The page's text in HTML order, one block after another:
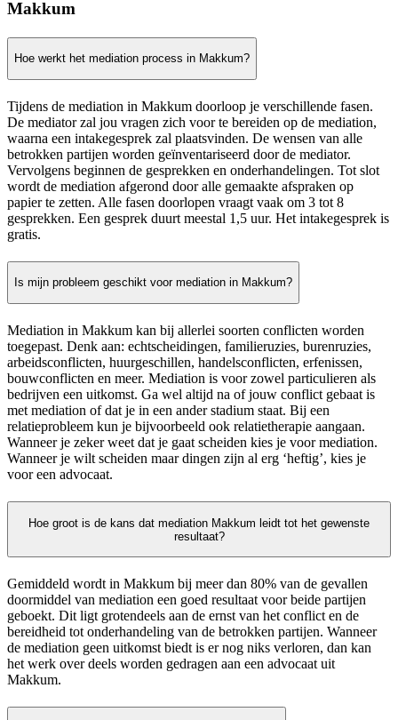
Makkum
Hoe werkt het mediation process in Makkum?
Tijdens de mediation in Makkum doorloop je verschillende fasen.
De mediator zal jou vragen zich voor te bereiden op de mediation,
waarna een intakegesprek zal plaatsvinden. De wensen van alle
betrokken partijen worden geïnventariseerd door de mediator.
Vervolgens beginnen de gesprekken en onderhandelingen. Tot slot
wordt de mediation afgerond door alle gemaakte afspraken op
papier te zetten. Alle fasen doorlopen vraagt vaak om 3 tot 8
gesprekken. Een gesprek duurt meestal 1,5 uur. Het intakegesprek is
gratis.
Is mijn probleem geschikt voor mediation in Makkum?
Mediation in Makkum kan bij allerlei soorten conflicten worden
toegepast. Denk aan: echtscheidingen, familieruzies, burenruzies,
arbeidsconflicten, huurgeschillen, handelsconflicten, erfenissen,
bouwconflicten en meer. Mediation is voor zowel particulieren als
bedrijven een uitkomst. Ga wel altijd na of jouw conflict gebaat is
met mediation of dat je in een ander stadium staat. Bij een
relatieprobleem kun je bijvoorbeeld ook relatietherapie aangaan.
Wanneer je zeker weet dat je gaat scheiden kies je voor mediation.
Wanneer je wilt scheiden maar dingen zijn al erg ‘heftig’, kies je
voor een advocaat.
Hoe groot is de kans dat mediation Makkum leidt tot het gewenste
resultaat?
Gemiddeld wordt in Makkum bij meer dan 80% van de gevallen
doormiddel van mediation een goed resultaat voor beide partijen
geboekt. Dit ligt grotendeels aan de ernst van het conflict en de
bereidheid tot onderhandeling van de betrokken partijen. Wanneer
de mediation geen uitkomst biedt is er nog niks verloren, dan kan
het werk over deels worden gedragen aan een advocaat uit
Makkum.